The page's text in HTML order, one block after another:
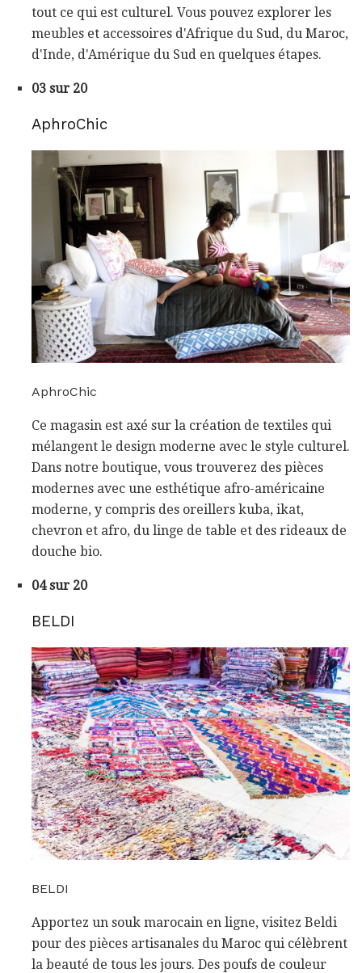
tout ce qui est culturel. Vous pouvez explorer les
meubles et accessoires d'Afrique du Sud, du Maroc,
d'Inde, d'Amérique du Sud en quelques étapes.
03 sur 20
AphroChic
AphroChic
Ce magasin est axé sur la création de textiles qui
mélangent le design moderne avec le style culturel.
Dans notre boutique, vous trouverez des pièces
modernes avec une esthétique afro-américaine
moderne, y compris des oreillers kuba, ikat,
chevron et afro, du linge de table et des rideaux de
douche bio.
04 sur 20
BELDI
BELDI
Apportez un souk marocain en ligne, visitez Beldi
pour des pièces artisanales du Maroc qui célèbrent
la beauté de tous les jours. Des poufs de couleur